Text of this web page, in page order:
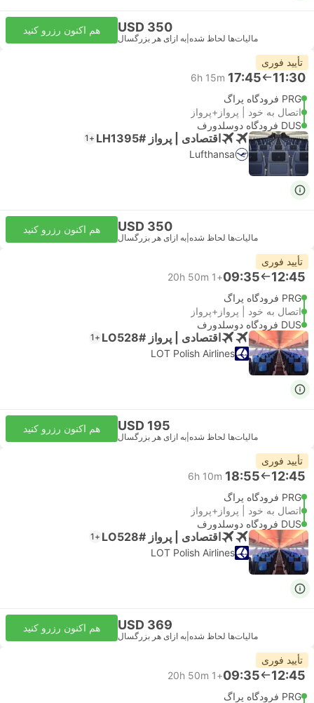
USD 350
مالیات‌ها لحاظ شده به ازای هر بزرگسال
هم اکنون رزرو کنید
تأیید فوری
11:30
17:45
6h 15m
PRG فرودگاه پراگ
اتصال به خود | پرواز+پرواز
DUS فرودگاه دوسلدورف
اقتصادی | پرواز #LH1395 +1
Lufthansa
USD 350
مالیات‌ها لحاظ شده به ازای هر بزرگسال
هم اکنون رزرو کنید
تأیید فوری
12:45
09:35
+1
20h 50m
PRG فرودگاه پراگ
اتصال به خود | پرواز+پرواز
DUS فرودگاه دوسلدورف
اقتصادی | پرواز #LO528 +1
LOT Polish Airlines
USD 195
مالیات‌ها لحاظ شده به ازای هر بزرگسال
هم اکنون رزرو کنید
تأیید فوری
12:45
18:55
6h 10m
PRG فرودگاه پراگ
اتصال به خود | پرواز+پرواز
DUS فرودگاه دوسلدورف
اقتصادی | پرواز #LO528 +1
LOT Polish Airlines
USD 369
مالیات‌ها لحاظ شده به ازای هر بزرگسال
هم اکنون رزرو کنید
تأیید فوری
12:45
09:35
+1
20h 50m
PRG فرودگاه پراگ